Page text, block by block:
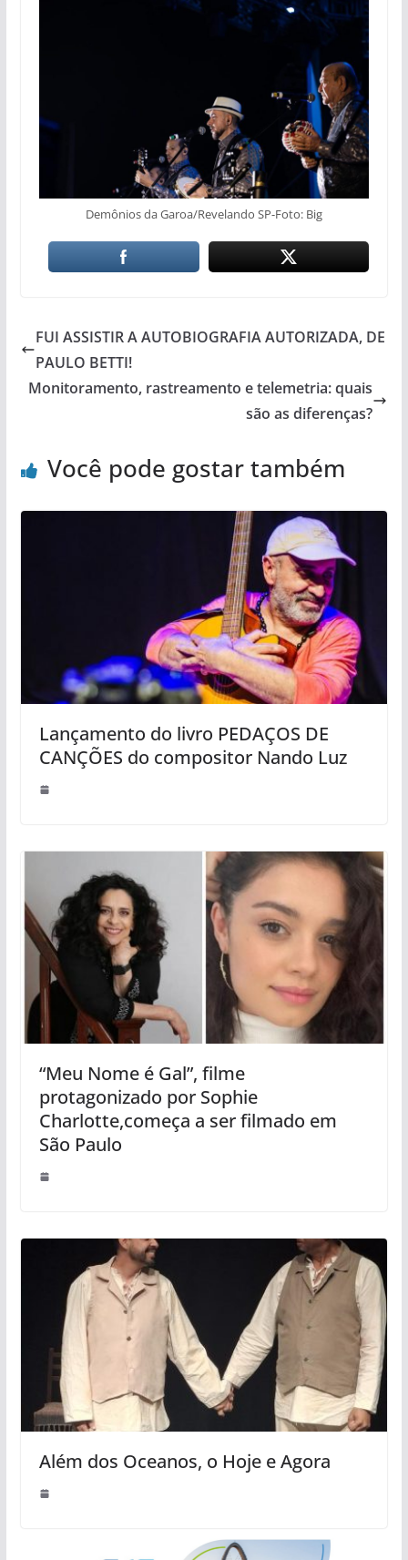
Demônios da Garoa/Revelando SP-Foto: Big
FUI ASSISTIR A AUTOBIOGRAFIA AUTORIZADA, DE
PAULO BETTI!
Monitoramento, rastreamento e telemetria: quais
são as diferenças?
Você pode gostar também
Lançamento do livro PEDAÇOS DE
CANÇÕES do compositor Nando Luz
“Meu Nome é Gal”, filme
protagonizado por Sophie
Charlotte,começa a ser filmado em
São Paulo
Além dos Oceanos, o Hoje e Agora